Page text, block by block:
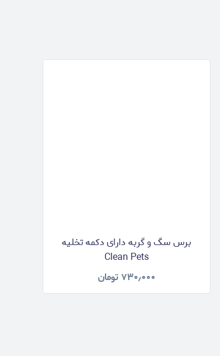
برس سگ و گربه دارای دکمه تخلیه
Clean Pets
۷۳۰٫۰۰۰ تومان